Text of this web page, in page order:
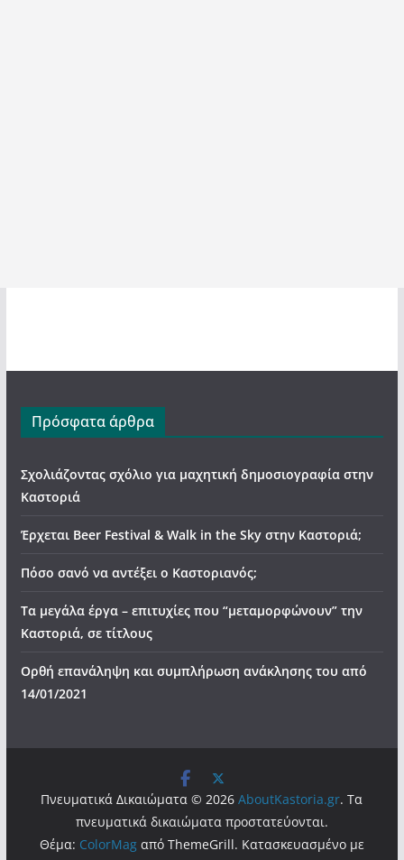
Πρόσφατα άρθρα
Σχολιάζοντας σχόλιο για μαχητική δημοσιογραφία στην
Καστοριά
Έρχεται Beer Festival & Walk in the Sky στην Καστοριά;
Πόσο σανό να αντέξει ο Καστοριανός;
Τα μεγάλα έργα – επιτυχίες που “μεταμορφώνουν” την
Καστοριά, σε τίτλους
Ορθή επανάληψη και συμπλήρωση ανάκλησης του από
14/01/2021
Πνευματικά Δικαιώματα © 2026AboutKastoria.gr. Τα
πνευματικά δικαιώματα προστατεύονται.
Θέμα: ColorMagαπό ThemeGrill. Κατασκευασμένο με